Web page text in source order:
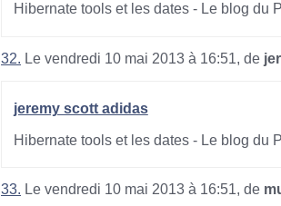
Hibernate tools et les dates - Le blog du
32. Le vendredi 10 mai 2013 à 16:51, de
jeremy scott adidas
Hibernate tools et les dates - Le blog du
33. Le vendredi 10 mai 2013 à 16:51, de